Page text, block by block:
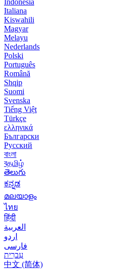
Italiana
Kiswahili
Magyar
Melayu
Nederlands
Polski
Português
Română
Shqip
Suomi
Svenska
Tiếng Việt
Türkçe
ελληνικά
Български
Русский
বাংলা
বதமிழ்
తెలుగు
ಕನ್ನಡ
മലയാളം
ไทย
हिंदी
العربية
اردو
فارسی
עִברִית
中文 (简体)